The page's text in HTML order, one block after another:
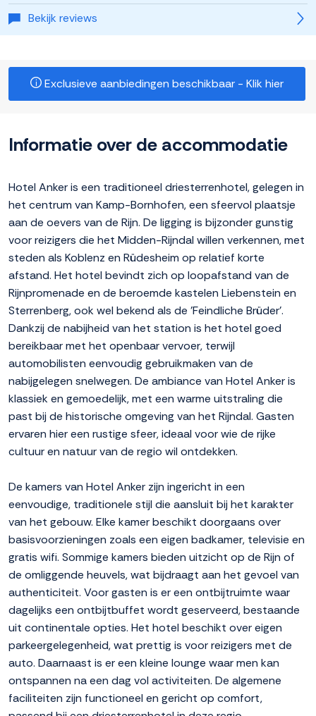
Bekijk reviews
Exclusieve aanbiedingen beschikbaar - Klik hier
Informatie over de accommodatie
Hotel Anker is een traditioneel driesterrenhotel, gelegen in
het centrum van Kamp-Bornhofen, een sfeervol plaatsje
aan de oevers van de Rijn. De ligging is bijzonder gunstig
voor reizigers die het Midden-Rijndal willen verkennen, met
steden als Koblenz en Rüdesheim op relatief korte
afstand. Het hotel bevindt zich op loopafstand van de
Rijnpromenade en de beroemde kastelen Liebenstein en
Sterrenberg, ook wel bekend als de 'Feindliche Brüder'.
Dankzij de nabijheid van het station is het hotel goed
bereikbaar met het openbaar vervoer, terwijl
automobilisten eenvoudig gebruikmaken van de
nabijgelegen snelwegen. De ambiance van Hotel Anker is
klassiek en gemoedelijk, met een warme uitstraling die
past bij de historische omgeving van het Rijndal. Gasten
ervaren hier een rustige sfeer, ideaal voor wie de rijke
cultuur en natuur van de regio wil ontdekken.
De kamers van Hotel Anker zijn ingericht in een
eenvoudige, traditionele stijl die aansluit bij het karakter
van het gebouw. Elke kamer beschikt doorgaans over
basisvoorzieningen zoals een eigen badkamer, televisie en
gratis wifi. Sommige kamers bieden uitzicht op de Rijn of
de omliggende heuvels, wat bijdraagt aan het gevoel van
authenticiteit. Voor gasten is er een ontbijtruimte waar
dagelijks een ontbijtbuffet wordt geserveerd, bestaande
uit continentale opties. Het hotel beschikt over eigen
parkeergelegenheid, wat prettig is voor reizigers met de
auto. Daarnaast is er een kleine lounge waar men kan
ontspannen na een dag vol activiteiten. De algemene
faciliteiten zijn functioneel en gericht op comfort,